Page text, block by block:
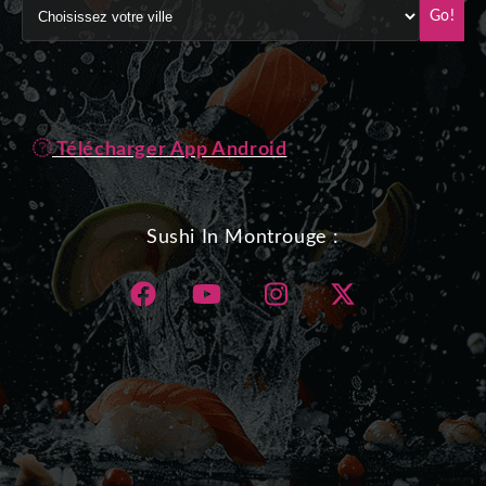
Go!
Télécharger App Android
Sushi In Montrouge :